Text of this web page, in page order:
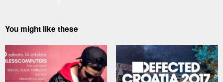
You might like these